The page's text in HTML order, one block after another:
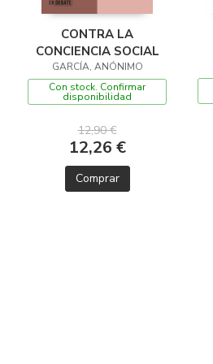
CONTRA LA
CONCIENCIA SOCIAL
GARCÍA, ANÓNIMO
Con stock. Confirmar
disponibilidad
12,90 €
12,26 €
Comprar